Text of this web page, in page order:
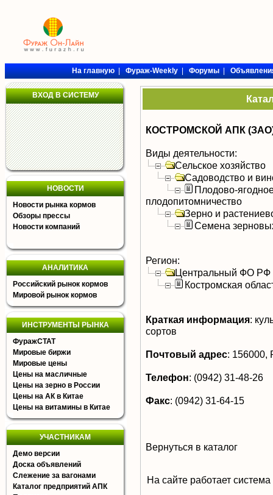
На главную|Фураж-Weekly|Форумы|
ВХОД В СИСТЕМУ
НОВОСТИ
Новости рынка кормов
Обзоры прессы
Новости компаний
АНАЛИТИКА
Российский рынок кормов
Мировой рынок кормов
ИНСТРУМЕНТЫ РЫНКА
ФуражСТАТ
Мировые биржи
Мировые цены
Цены на масличные
Цены на зерно в России
Цены на АК в Китае
Цены на витамины в Китае
УЧАСТНИКАМ
Демо версии
Доска объявлений
Слежение за вагонами
Каталог предприятий АПК
КОСТРОМСКОЙ АПК
Виды деятельности:
Сельское хозяйство
Садоводство и
Плодово-
плодопитомничество
Зерно и
Семена
Регион:
Центральный ФО РФ
Костромская
Краткая информация:
сортов
Почтовый адрес: 156000,
Телефон: (0942) 31-48-26
Факс: (0942) 31-64-15
Вернуться в каталог
На сайте работает